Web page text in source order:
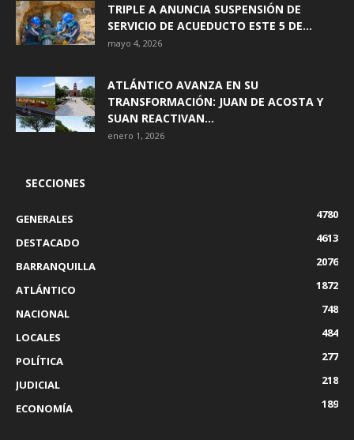
TRIPLE A ANUNCIA SUSPENSIÓN DE
SERVICIO DE ACUEDUCTO ESTE 5 DE...
mayo 4, 2026
ATLÁNTICO AVANZA EN SU
TRANSFORMACIÓN: JUAN DE ACOSTA Y
SUAN REACTIVAN...
enero 1, 2026
SECCIONES
GENERALES
4780
DESTACADO
4613
BARRANQUILLA
2076
ATLÁNTICO
1872
NACIONAL
748
LOCALES
484
POLÍTICA
277
JUDICIAL
218
ECONOMÍA
189